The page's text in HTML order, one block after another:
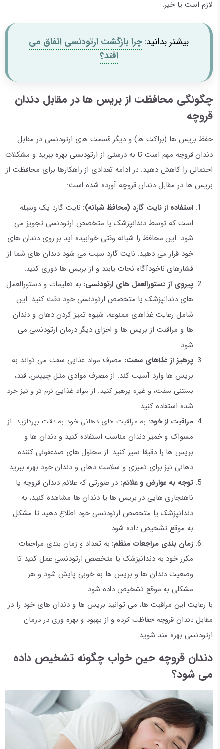
لازم است یا خیر.
بیشتر بدانید:چرا بازگشت ارتودنسی اتفاق می
افتد؟
چگونگی محافظت از بریس ها در مقابل دندان
قروچه
حفظ بریس ها (براکت ها) و دیگر قسمت های ارتودنسی در مقابل
دندان قروچه مهم است تا به درستی از ارتودنسی بهره ببرید و مشکلات
احتمالی را کاهش دهید. در ادامه تعدادی از راهکارها برای محافظت از
بریس ها در مقابل دندان قروچه آورده شده است:
استفاده از نایت گارد (محافظ شبانه): نایت گارد یک وسیله
است که توسط دندانپزشک یا متخصص ارتودنسی تجویز می
شود. این محافظ را شبانه وقتی خوابیده اید بر روی دندان های
خود قرار می دهید. نایت گارد سبب می شود دندان های شما از
فشارهای ناخودآگاه نجات یابند و از بریس ها دوری کنید.
پیروی از دستورالعمل های ارتودنسی: به تعلیمات و دستورالعمل
های دندانپزشک یا متخصص ارتودنسی خود دقت کنید. این
شامل رعایت غذاهای ممنوعه، شیوه تمیز کردن دهان و دندان
ها و مراقبت از بریس ها و اجزای دیگر درمان ارتودنسی می
شود.
پرهیز از غذاهای سفت: مصرف مواد غذایی سفت می تواند به
بریس ها وارد آسیب کند. از مصرف موادی مثل چیپس، قند،
بستنی سفت، و غیره پرهیز کنید. از مواد غذایی نرم تر و نیز خرد
شده استفاده کنید.
مراقبت از خود: به مراقبت های دهانی خود به دقت بپردازید. از
مسواک و خمیر دندان مناسب استفاده کنید و دندان ها و
بریس ها را دقیقا تمیز کنید. از محلول های ضدعفونی کننده
دهانی نیز برای تمیزی و سلامت دهان و دندان خود بهره ببرید.
توجه به عوارض و علائم: در صورتی که علائم دندان قروچه یا
ناهنجاری هایی در بریس ها یا دندان ها مشاهده کنید، به
دندانپزشک یا متخصص ارتودنسی خود اطلاع دهید تا مشکل
به موقع تشخیص داده شود.
زمان بندی مراجعات منظم: به تعداد و زمان بندی مراجعات
مکرر خود به دندانپزشک یا متخصص ارتودنسی عمل کنید تا
وضعیت دندان ها و بریس ها به خوبی پایش شود و هر
مشکلی به موقع تشخیص داده شود.
با رعایت این مراقبت ها، می توانید بریس ها و دندان های خود را در
مقابل دندان قروچه حفاظت کرده و از بهبود و بهره وری در درمان
ارتودنسی بهره مند شوید.
دندان قروچه حین خواب چگونه تشخیص داده
می شود؟